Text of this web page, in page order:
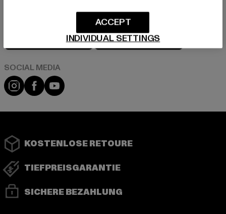
Play market
Instagram
FacebookYouTube
KOSTENLOSE RETOURE
TIEFPREISGARANTIE
SICHERE BEZAHLUNG
INDIVIDUAL SETTINGS
ACCEPT